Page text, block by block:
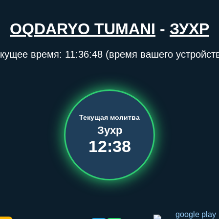
OQDARYO TUMANI - ЗУХР
время: 11:36:48 (время вашего
Текущая молитва
Зухр
12:38